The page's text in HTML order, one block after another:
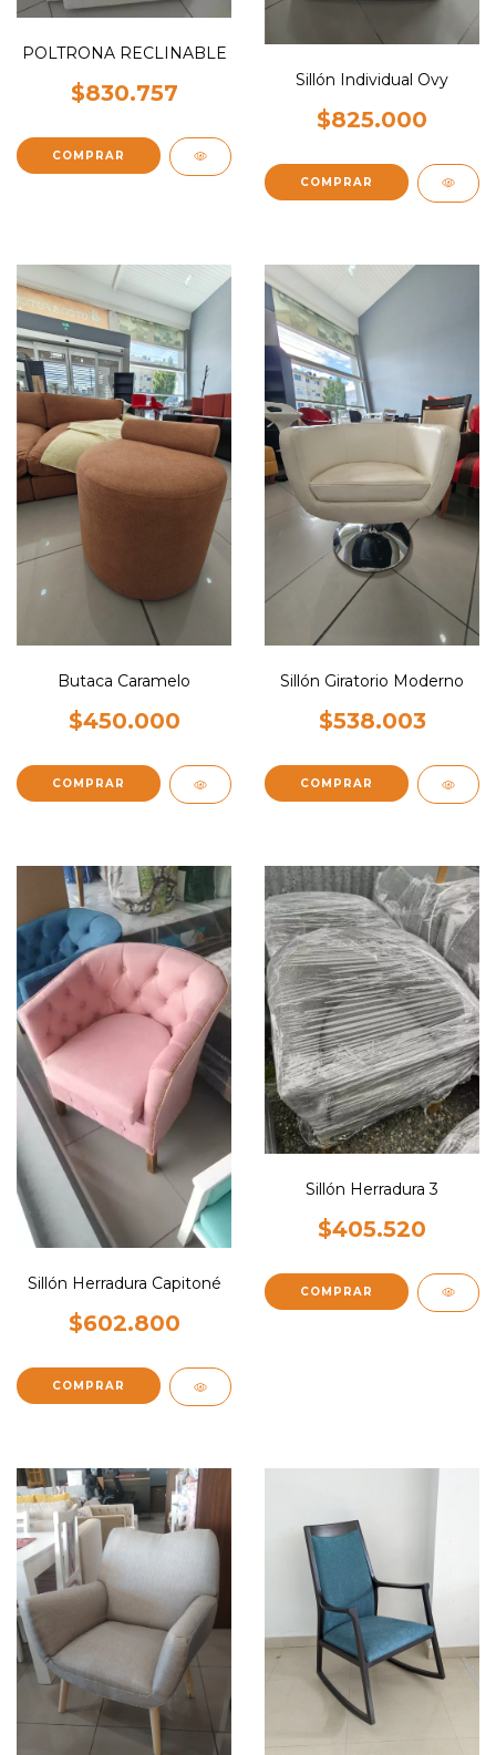
POLTRONA RECLINABLE
$830.757
COMPRAR
Sillón Individual Ovy
$825.000
COMPRAR
Butaca Caramelo
$450.000
COMPRAR
Sillón Giratorio Moderno
$538.003
Sillón Herradura Capitoné
$602.800
COMPRAR
Sillón Herradura 3
$405.520
COMPRAR